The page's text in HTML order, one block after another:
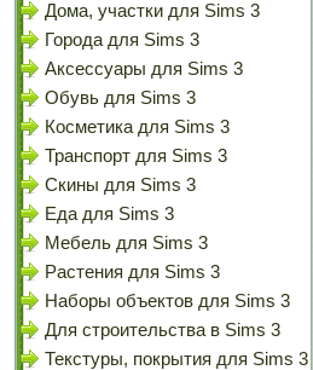
Дома, участки для Sims 3
Города для Sims 3
Аксессуары для Sims 3
Обувь для Sims 3
Косметика для Sims 3
Транспорт для Sims 3
Скины для Sims 3
Еда для Sims 3
Мебель для Sims 3
Растения для Sims 3
Наборы объектов для Sims 3
Для строительства в Sims 3
Текстуры, покрытия для Sims 3